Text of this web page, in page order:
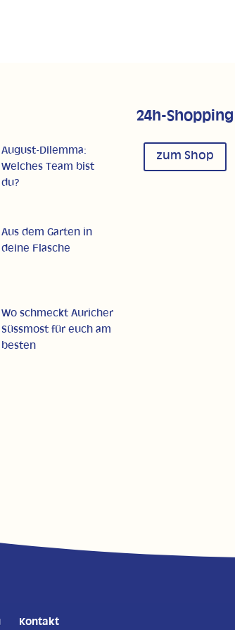
August-Dilemma:
Welches Team bist
du?
Aus dem Garten in
deine Flasche
Wo schmeckt Auricher
Süssmost für euch am
besten
24h-Shopping
zum Shop
Kontakt